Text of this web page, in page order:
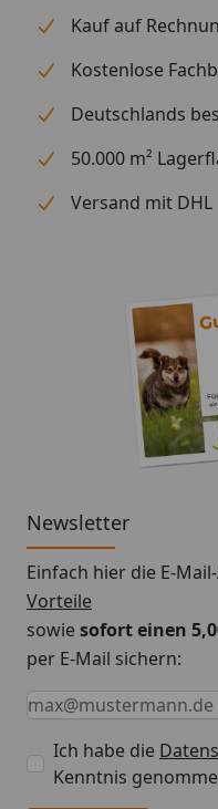
Kauf auf
Kostenlose
Deutschlands
50.000 m²
Versand mit DHL
Newsletter
Einfach hier die E-
Vorteile
sowiesofort einen
per E-Mail sichern:
Keine Eingabe
Eingabe erforderlich
E-Mail *
Ich habe die
Kenntnis